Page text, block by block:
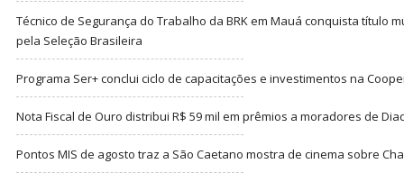
Técnico de Segurança do Trabalho da BRK em Mauá conquista título
pela Seleção Brasileira
Programa Ser+ conclui ciclo de capacitações e investimentos na
Nota Fiscal de Ouro distribui R$ 59 mil em prêmios a moradores de
Pontos MIS de agosto traz a São Caetano mostra de cinema sobre